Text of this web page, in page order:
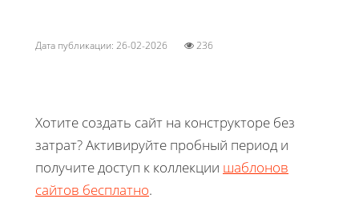
Дата публикации: 26-02-2026 236
Хотите создать сайт на конструкторе без
затрат? Активируйте пробный период и
получите доступ к коллекции шаблонов
сайтов бесплатно.